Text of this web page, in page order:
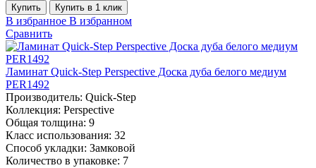
Купить Купить в 1 клик
В избранное В избранном
Сравнить
Ламинат Quick-Step Perspective Доска дуба белого медиум
PER1492
Производитель: Quick-Step
Коллекция: Perspective
Общая толщина: 9
Класс использования: 32
Способ укладки: Замковой
Количество в упаковке: 7